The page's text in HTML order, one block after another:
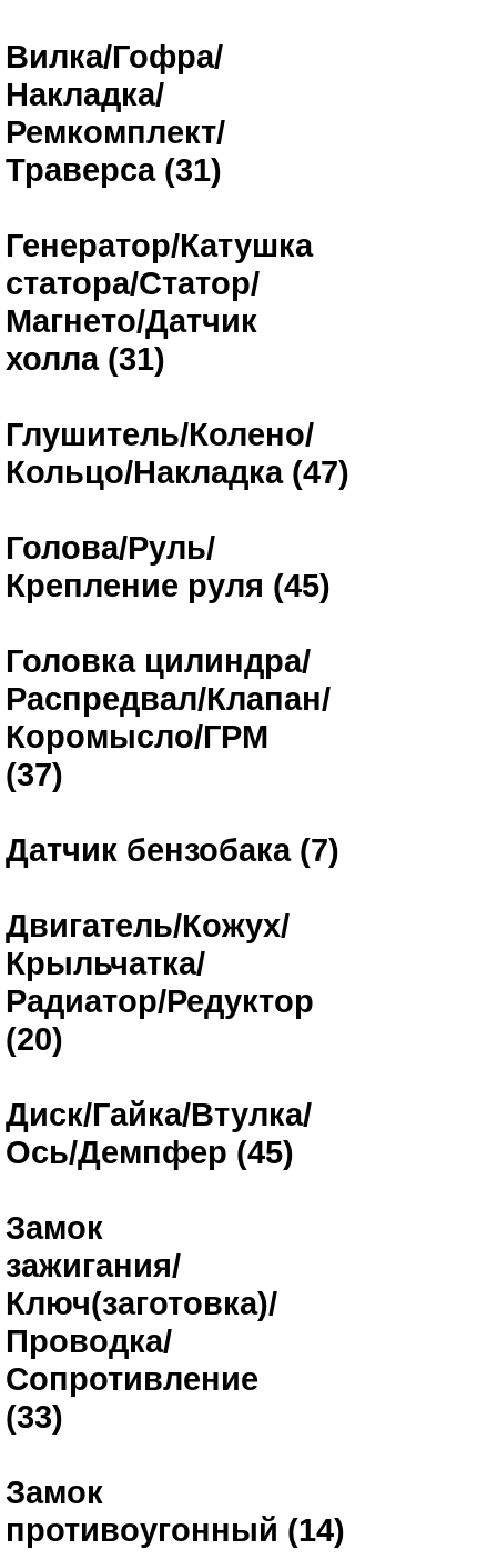
Вилка/Гофра/
Накладка/
Ремкомплект/
Траверса (31)
Генератор/Катушка
статора/Статор/
Магнето/Датчик
холла (31)
Глушитель/Колено/
Кольцо/Накладка (47)
Голова/Руль/
Крепление руля (45)
Головка цилиндра/
Распредвал/Клапан/
Коромысло/ГРМ
(37)
Датчик бензобака (7)
Двигатель/Кожух/
Крыльчатка/
Радиатор/Редуктор
(20)
Диск/Гайка/Втулка/
Ось/Демпфер (45)
Замок
зажигания/
Ключ(заготовка)/
Проводка/
Сопротивление
(33)
Замок
противоугонный (14)